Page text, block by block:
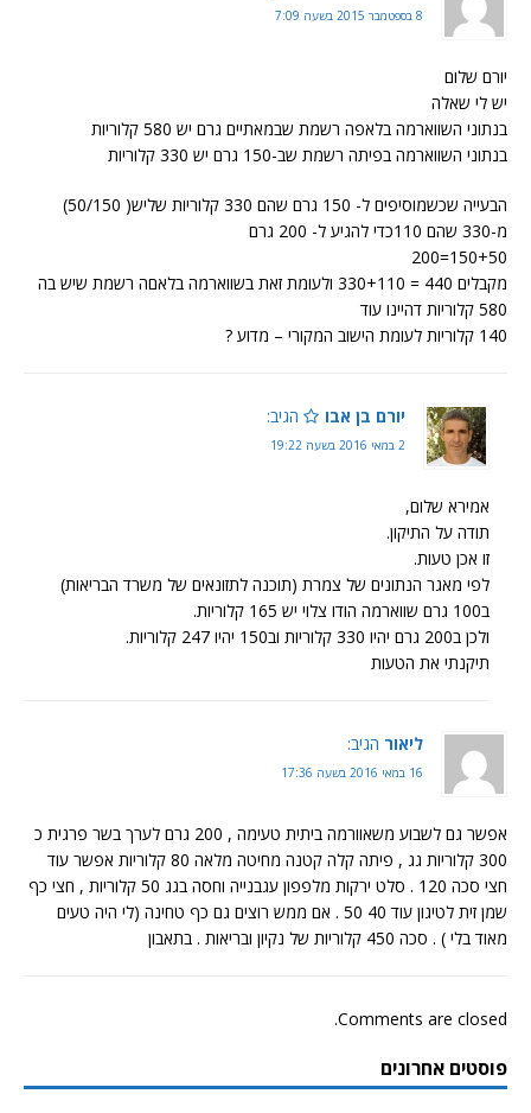
8 בספטמבר 2015 בשעה 7:09
יורם שלום
יש לי שאלה
בנתוני השווארמה בלאפה רשמת שבמאתיים גרם יש 580 קלוריות
בנתוני השווארמה בפיתה רשמת שב-150 גרם יש 330 קלוריות
הבעייה שכשמוסיפים ל- 150 גרם שהם 330 קלוריות שליש( 50/150)
מ-330 שהם 110כדי להגיע ל- 200 גרם
150+50=200
מקבלים 440 = 330+110 ולעומת זאת בשווארמה בלאםה רשמת שיש בה
580 קלוריות דהיינו עוד
140 קלוריות לעומת הישוב המקורי – מדוע ?
יורם בן אבו הגיב:
2 במאי 2016 בשעה 19:22
אמירא שלום,
תודה על התיקון.
זו אכן טעות.
לפי מאגר הנתונים של צמרת (תוכנה לתזונאים של משרד הבריאות)
ב100 גרם שווארמה הודו צלוי יש 165 קלוריות.
ולכן ב200 גרם יהיו 330 קלוריות וב150 יהיו 247 קלוריות.
תיקנתי את הטעות
ליאור הגיב:
16 במאי 2016 בשעה 17:36
אפשר גם לשבוע משאוורמה ביתית טעימה , 200 גרם לערך בשר פרגית כ
300 קלוריות גג , פיתה קלה קטנה מחיטה מלאה 80 קלוריות אפשר עוד
חצי סכה 120 . סלט ירקות מלפפון עגבנייה וחסה בגג 50 קלוריות , חצי כף
שמן זית לטיגון עוד 40 50 . אם ממש רוצים גם כף טחינה (לי היה טעים
מאוד בלי ) . סכה 450 קלוריות של נקיון ובריאות . בתאבון
Comments are closed.
פוסטים אחרונים